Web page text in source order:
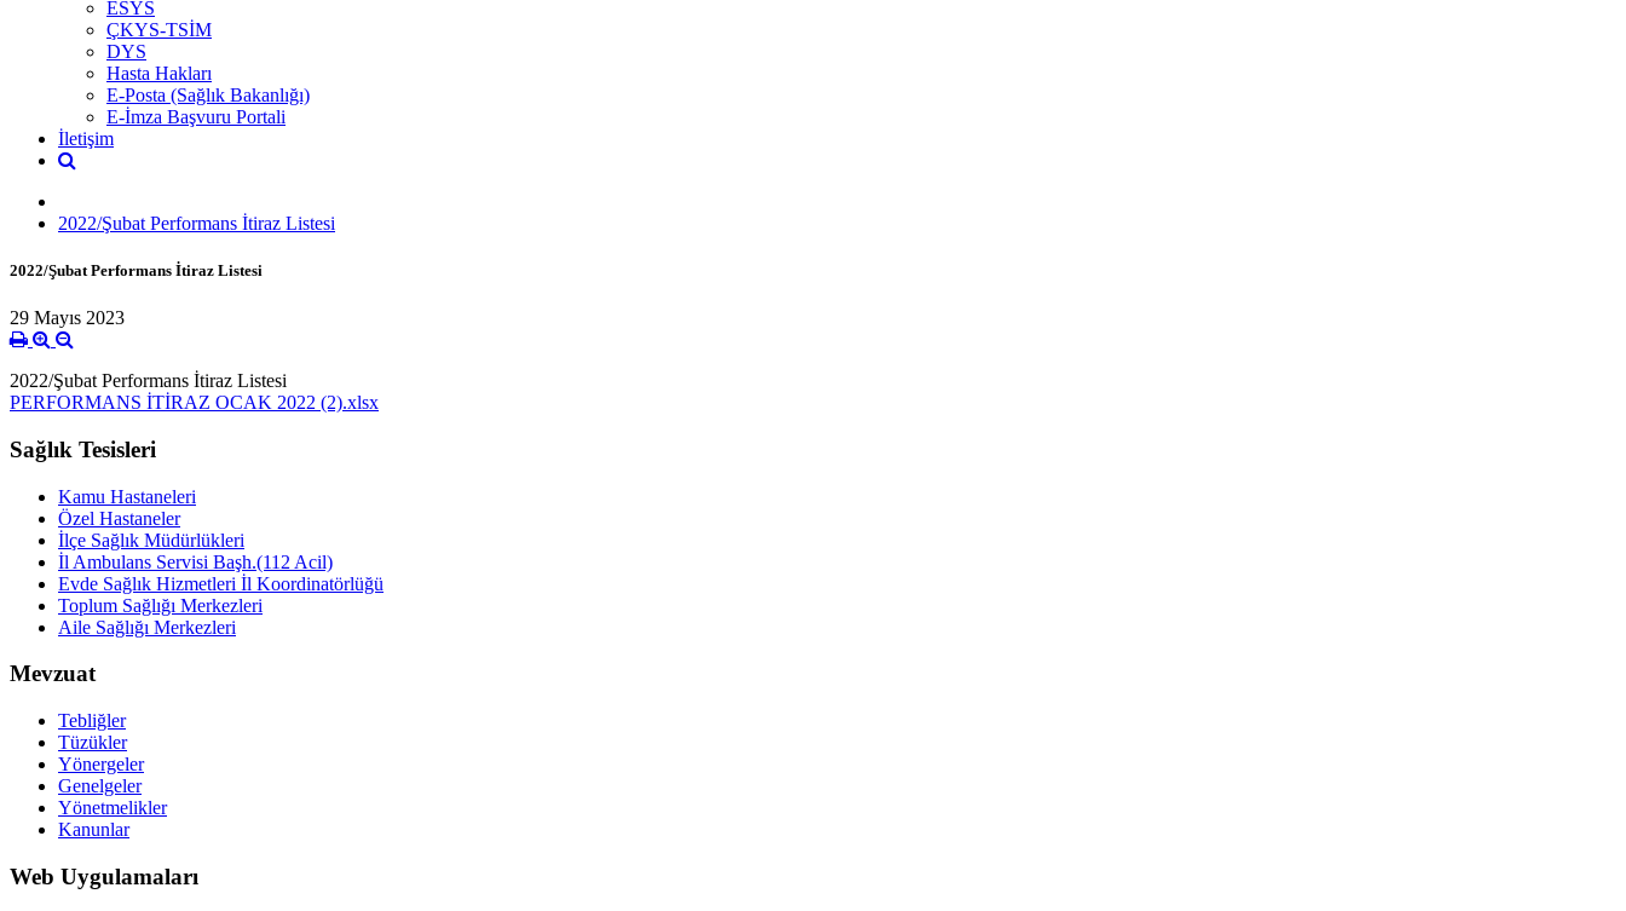
ESYS
ÇKYS-TSİM
DYS
Hasta Hakları
E-Posta (Sağlık Bakanlığı)
E-İmza Başvuru Portali
İletişim
2022/Şubat Performans İtiraz Listesi
2022/Şubat Performans İtiraz Listesi
29 Mayıs 2023
2022/Şubat Performans İtiraz Listesi
PERFORMANS İTİRAZ OCAK 2022 (2).xlsx
Sağlık Tesisleri
Kamu Hastaneleri
Özel Hastaneler
İlçe Sağlık Müdürlükleri
İl Ambulans Servisi Başh.(112 Acil)
Evde Sağlık Hizmetleri İl Koordinatörlüğü
Toplum Sağlığı Merkezleri
Aile Sağlığı Merkezleri
Mevzuat
Tebliğler
Tüzükler
Yönergeler
Genelgeler
Yönetmelikler
Kanunlar
Web Uygulamaları